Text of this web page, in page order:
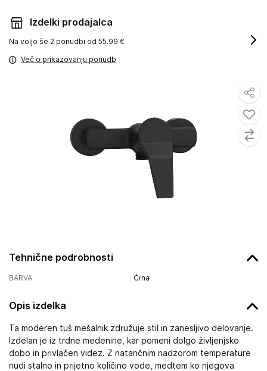
Tehnične podrobnosti
BARVA Črna
Opis izdelka
Ta moderen tuš mešalnik združuje stil in zanesljivo delovanje.
Izdelan je iz trdne medenine, kar pomeni dolgo življenjsko
dobo in privlačen videz. Z natančnim nadzorom temperature
nudi stalno in prijetno količino vode, medtem ko njegova
Izdelki prodajalca
Na voljo še 2 ponudbi od 55.99 €
Več o prikazovanju ponudb